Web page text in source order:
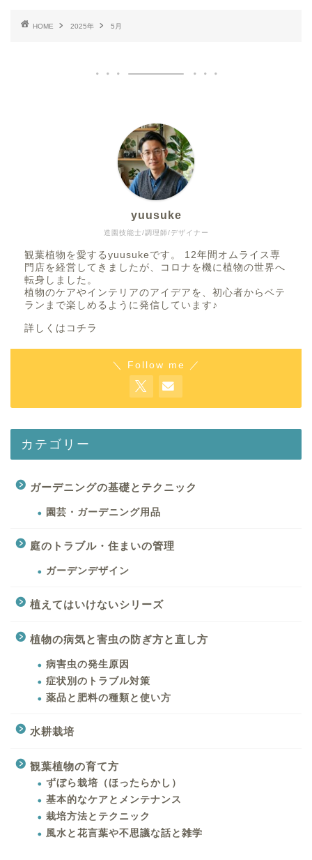
HOME 2025年 5月
造園技能士/調理師/デザイナー
yuusuke
観葉植物を愛するyuusukeです。 12年間オムライス専
門店を経営してきましたが、コロナを機に植物の世界へ
転身しました。
植物のケアやインテリアのアイデアを、初心者からベテ
ランまで楽しめるように発信しています♪
詳しくはコチラ
＼ Follow me ／
カテゴリー
ガーデニングの基礎とテクニック
園芸・ガーデニング用品
庭のトラブル・住まいの管理
ガーデンデザイン
植えてはいけないシリーズ
植物の病気と害虫の防ぎ方と直し方
病害虫の発生原因
症状別のトラブル対策
薬品と肥料の種類と使い方
水耕栽培
観葉植物の育て方
ずぼら栽培（ほったらかし）
基本的なケアとメンテナンス
栽培方法とテクニック
風水と花言葉や不思議な話と雑学